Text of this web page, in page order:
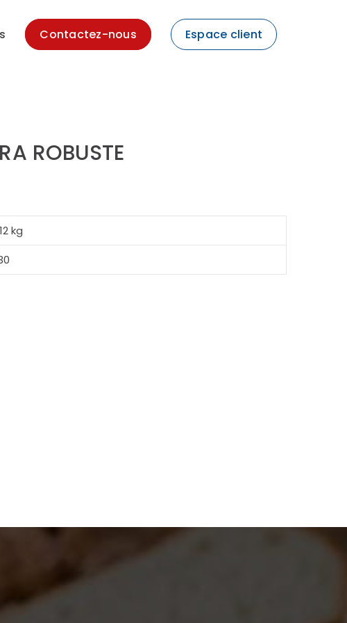
Contactez-nous Espace client
ROBUSTE
kg